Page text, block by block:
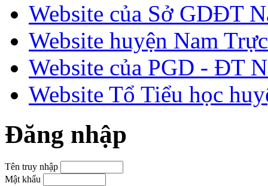
Website của Sở GDĐT
Website huyện Nam Trực
Website của PGD - ĐT
Website Tổ Tiểu học
Đăng nhập
Tên truy nhập
Mật khẩu